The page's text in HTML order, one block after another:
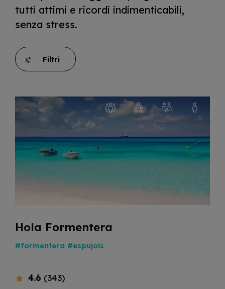
tutti attimi e ricordi indimenticabili,
senza stress.
Filtri
Hola Formentera
#formentera #espujols
4.6 (343)